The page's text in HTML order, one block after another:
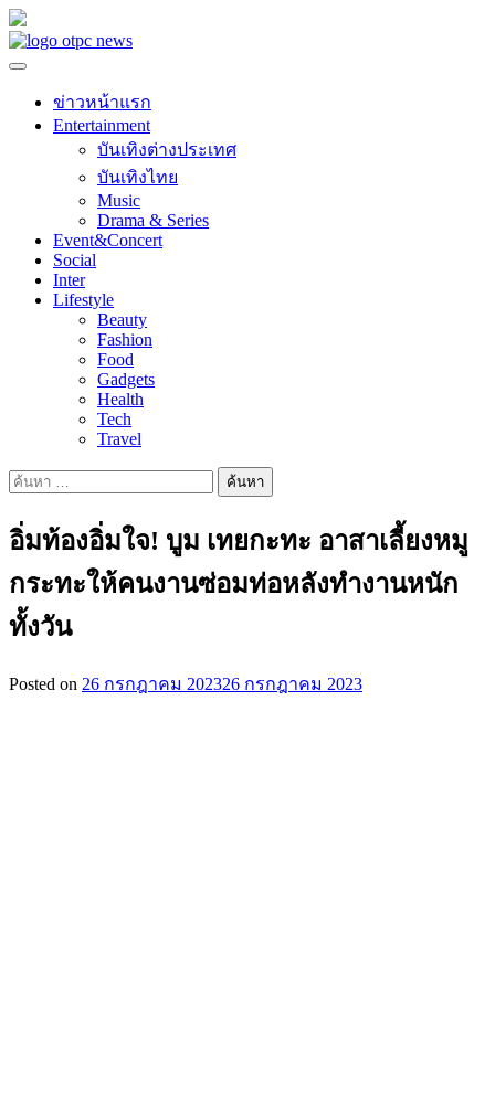
Skip
to
ข่าวหน้าแรก
Entertainment
บันเทิงต่างประเทศ
บันเทิงไทย
Music
Drama & Series
Event&Concert
Social
Inter
Lifestyle
Beauty
Fashion
Food
Gadgets
Health
Tech
Travel
ค้นหา
อิ่มท้องอิ่มใจ! บูม เทยกะทะ อาสาเลี้ยงหมู
กระทะให้คนงานซ่อมท่อหลังทำงานหนัก
ทั้งวัน
Posted on 26 กรกฎาคม 202326 กรกฎาคม 2023